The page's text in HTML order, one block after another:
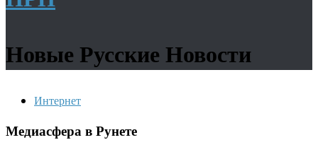
Новые Русские Новости
Интернет
Медиасфера в Рунете